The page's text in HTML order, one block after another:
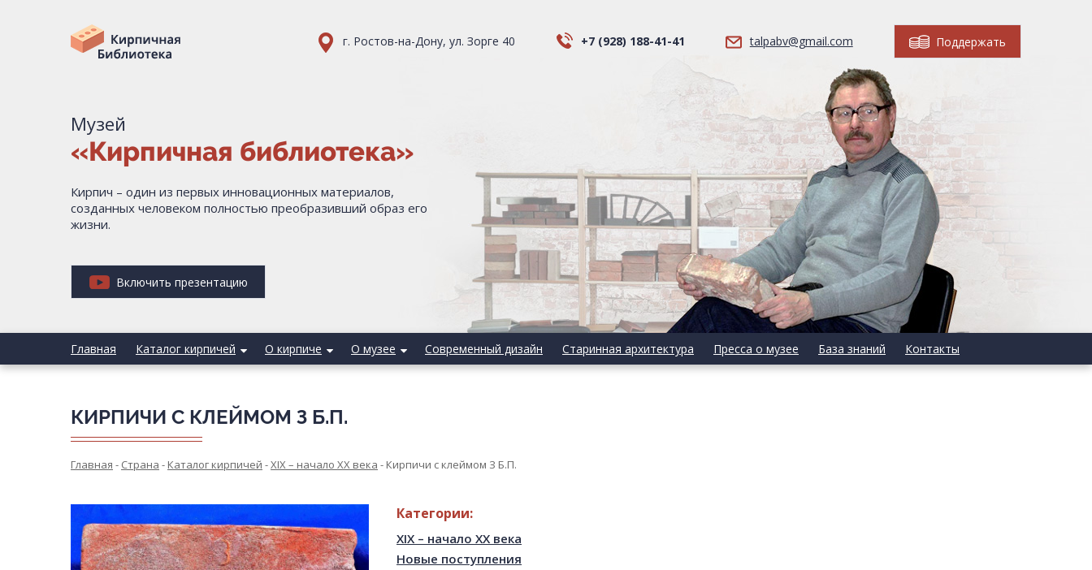
г. Ростов-на-Дону, ул. Зорге 40 +7 (928) 188-41-41 talpabv@gmail.com Поддержать
Музей
«Кирпичная библиотека»
Кирпич – один из первых инновационных материалов,
созданных человеком полностью преобразивший образ его
жизни.
Включить презентацию
Главная Каталог кирпичей О кирпиче О музее Современный дизайн Старинная архитектура Пресса о музее База знаний Контакты
КИРПИЧИ С КЛЕЙМОМ З Б.П.
Главная - Страна - Каталог кирпичей -XIX – начало XX века - Кирпичи с клеймом З Б.П.
Категории:
XIX – начало XX века
Новые поступления